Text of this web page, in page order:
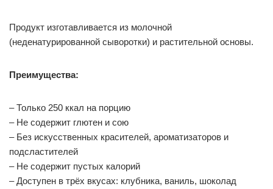
Продукт изготавливается из молочной
(неденатурированной сыворотки) и растительной основы.
Преимущества:
– Только 250 ккал на порцию
– Не содержит глютен и сою
– Без искусственных красителей, ароматизаторов и
подсластителей
– Не содержит пустых калорий
– Доступен в трёх вкусах: клубника, ваниль, шоколад